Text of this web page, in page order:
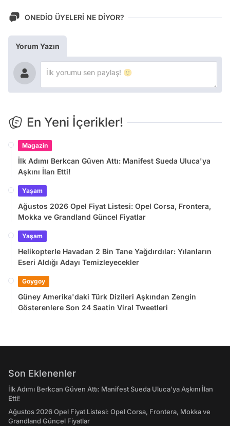
ONEDİO ÜYELERİ NE DİYOR?
Yorum Yazın
En Yeni İçerikler!
Magazin
İlk Adımı Berkcan Güven Attı: Manifest Sueda Uluca'ya
Aşkını İlan Etti!
Yaşam
Ağustos 2026 Opel Fiyat Listesi: Opel Corsa, Frontera,
Mokka ve Grandland Güncel Fiyatlar
Yaşam
Helikopterle Havadan 2 Bin Tane Yağdırdılar: Yılanların
Eseri Aldığı Adayı Temizleyecekler
Goygoy
Güney Amerika'daki Türk Dizileri Aşkından Zengin
Gösterenlere Son 24 Saatin Viral Tweetleri
Son Eklenenler
İlk Adımı Berkcan Güven Attı: Manifest Sueda Uluca'ya Aşkını İlan
Etti!
Ağustos 2026 Opel Fiyat Listesi: Opel Corsa, Frontera, Mokka ve
Grandland Güncel Fiyatlar